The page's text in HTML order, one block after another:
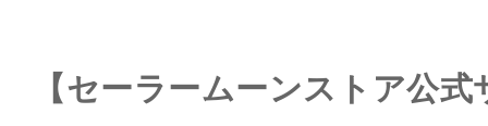
【セーラームーンストア公式